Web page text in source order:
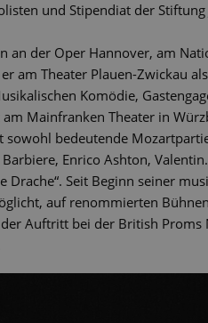
und Stipendiat der
an der Oper Hannover, am
am Theater Plauen-Zwickau
Komödie,
Mainfranken Theater in
sowohl bedeutende
Enrico Ashton,
Drache“. Seit Beginn seiner
auf renommierten
Auftritt bei der British